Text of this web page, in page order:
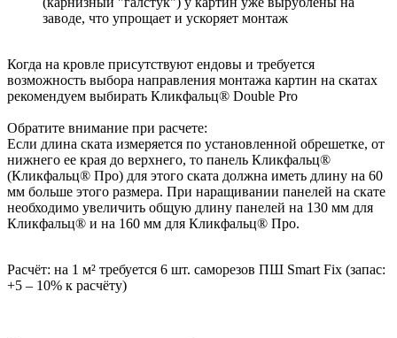
заводе, что упрощает и ускоряет монтаж
Когда на кровле присутствуют ендовы и требуется
возможность выбора направления монтажа картин на скатах
рекомендуем выбирать Кликфальц® Dоublе Pro
Обратите внимание при расчете:
Если длина ската измеряется по установленной обрешетке, от
нижнего ее края до верхнего, то панель Кликфальц®
(Кликфальц® Про) для этого ската должна иметь длину на 60
мм больше этого размера. При наращивании панелей на скате
необходимо увеличить общую длину панелей на 130 мм для
Кликфальц® и на 160 мм для Кликфальц® Про.
Расчёт: на 1 м² требуется 6 шт. саморезов ПШ Smart Fix (запас:
+5 – 10% к расчёту)